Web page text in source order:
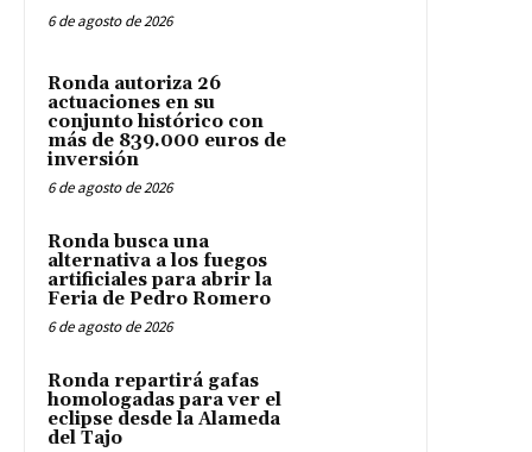
6 de agosto de 2026
Ronda autoriza 26
actuaciones en su
conjunto histórico con
más de 839.000 euros de
inversión
6 de agosto de 2026
Ronda busca una
alternativa a los fuegos
artificiales para abrir la
Feria de Pedro Romero
6 de agosto de 2026
Ronda repartirá gafas
homologadas para ver el
eclipse desde la Alameda
del Tajo